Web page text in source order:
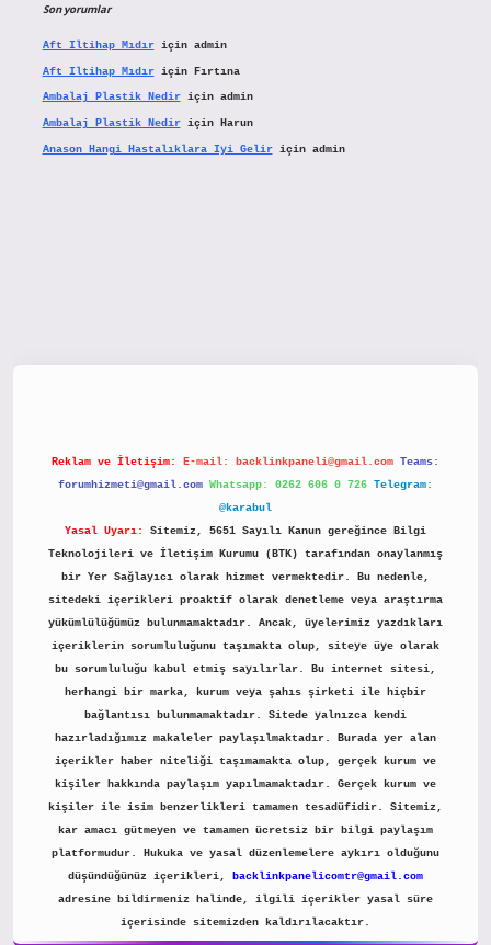
Son yorumlar
Aft Iltihap Mıdıriçin admin
Aft Iltihap Mıdıriçin Fırtına
Ambalaj Plastik Nediriçin admin
Ambalaj Plastik Nediriçin Harun
Anason Hangi Hastalıklara Iyi Geliriçin admin
Reklam ve İletişim: E-mail: backlinkpaneli@gmail.com Teams:
forumhizmeti@gmail.com Whatsapp: 0262 606 0 726 Telegram:
@karabul
Yasal Uyarı:
Sitemiz, 5651 Sayılı Kanun gereğince Bilgi
Teknolojileri ve İletişim Kurumu (BTK) tarafından onaylanmış
bir Yer Sağlayıcı olarak hizmet vermektedir. Bu nedenle,
sitedeki içerikleri proaktif olarak denetleme veya araştırma
yükümlülüğümüz bulunmamaktadır. Ancak, üyelerimiz yazdıkları
içeriklerin sorumluluğunu taşımakta olup, siteye üye olarak
bu sorumluluğu kabul etmiş sayılırlar. Bu internet sitesi,
herhangi bir marka, kurum veya şahıs şirketi ile hiçbir
bağlantısı bulunmamaktadır. Sitede yalnızca kendi
hazırladığımız makaleler paylaşılmaktadır. Burada yer alan
içerikler haber niteliği taşımamakta olup, gerçek kurum ve
kişiler hakkında paylaşım yapılmamaktadır. Gerçek kurum ve
kişiler ile isim benzerlikleri tamamen tesadüfidir. Sitemiz,
kar amacı gütmeyen ve tamamen ücretsiz bir bilgi paylaşım
platformudur. Hukuka ve yasal düzenlemelere aykırı olduğunu
düşündüğünüz içerikleri,
backlinkpanelicomtr@gmail.com
adresine bildirmeniz halinde, ilgili içerikler yasal süre
içerisinde sitemizden kaldırılacaktır.